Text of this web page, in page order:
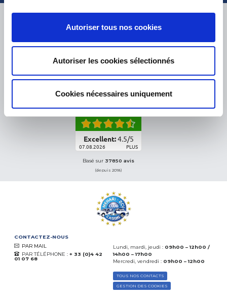
Autoriser tous nos cookies
Autoriser les cookies sélectionnés
Cookies nécessaires uniquement
LIVRAISON
eKomi
COMPANY
Excellent:4.5/5
07.08.2026 PLUS
Basé sur 37850 avis
(depuis 2018)
CONTACTEZ-NOUS
PAR MAIL
PAR TÉLÉPHONE : + 33 (0)4 42
01 07 68
Lundi, mardi, jeudi : 09h00 – 12h00 /
14h00 – 17h00
Mercredi, vendredi : 09h00 – 12h00
TOUS NOS CONTACTS
GESTION DES COOKIES